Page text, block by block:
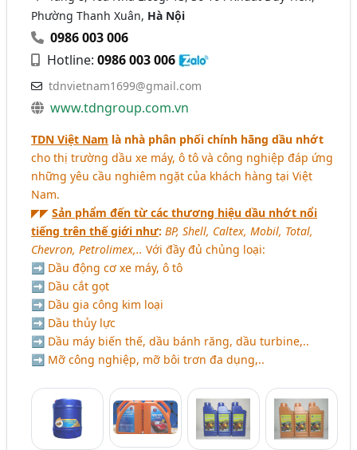
Phường Thanh Xuân, Hà Nội
0986 003 006
Hotline:0986 003 006
tdnvietnam1699@gmail.com
www.tdngroup.com.vn
TDN Việt Nam là nhà phân phối chính hãng dầu nhớt
cho thị trường dầu xe máy, ô tô và công nghiệp đáp ứng
những yêu cầu nghiêm ngặt của khách hàng tại Việt
Nam.
◤◤Sản phẩm đến từ các thương hiệu dầu nhớt nổi
tiếng trên thế giới như: BP, Shell, Caltex, Mobil, Total,
Chevron, Petrolimex,..Với đầy đủ chủng loại:
➡ Dầu động cơ xe máy, ô tô
➡ Dầu cắt gọt
➡ Dầu gia công kim loại
➡ Dầu thủy lực
➡ Dầu máy biến thế, dầu bánh răng, dầu turbine,..
➡ Mỡ công nghiệp, mỡ bôi trơn đa dụng,..